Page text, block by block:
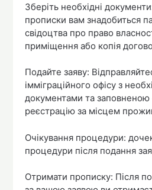
Зберіть необхідні
прописки вам знадобиться
свідоцтва про право
приміщення або копія
Подайте заяву:
імміграційного офісу з
документами та
реєстрацію за місцем
Очікування процедури:
процедури після подання
Отримати прописку: Після